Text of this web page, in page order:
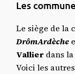
Les
Le siège de la
DrômArdèche
Vallier dans
Voici les